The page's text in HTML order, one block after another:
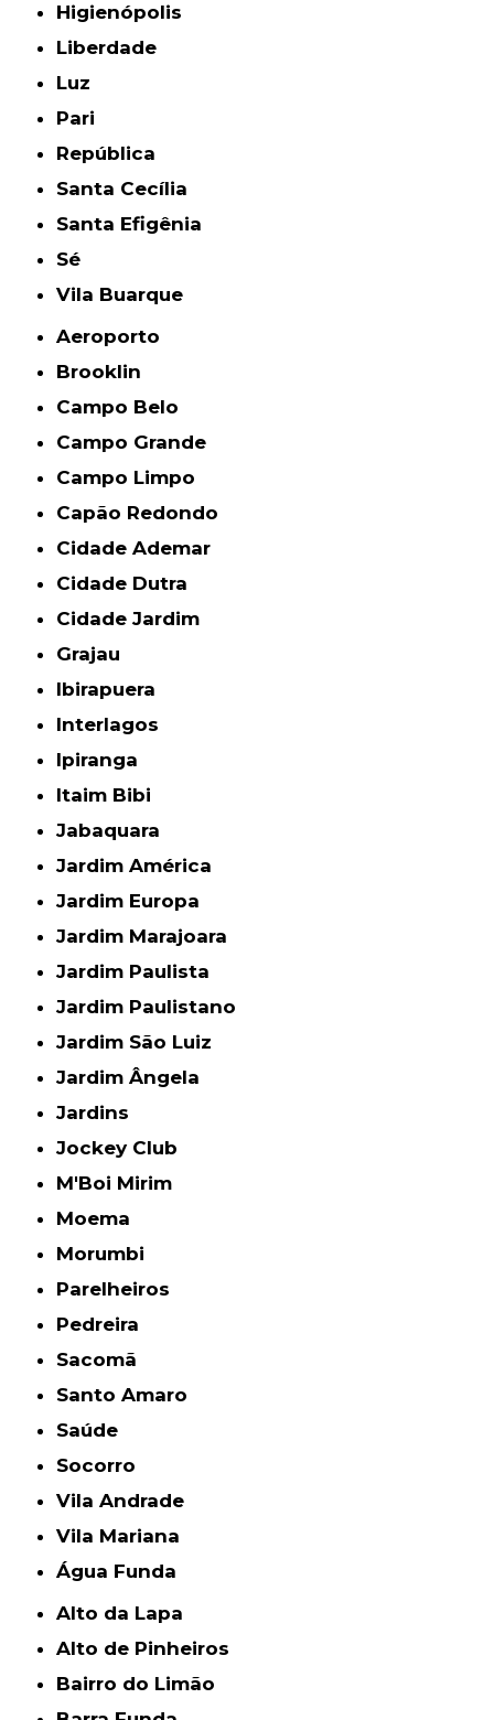
Higienópolis
Liberdade
Luz
Pari
República
Santa Cecília
Santa Efigênia
Sé
Vila Buarque
Aeroporto
Brooklin
Campo Belo
Campo Grande
Campo Limpo
Capão Redondo
Cidade Ademar
Cidade Dutra
Cidade Jardim
Grajau
Ibirapuera
Interlagos
Ipiranga
Itaim Bibi
Jabaquara
Jardim América
Jardim Europa
Jardim Marajoara
Jardim Paulista
Jardim Paulistano
Jardim São Luiz
Jardim Ângela
Jardins
Jockey Club
M'Boi Mirim
Moema
Morumbi
Parelheiros
Pedreira
Sacomã
Santo Amaro
Saúde
Socorro
Vila Andrade
Vila Mariana
Água Funda
Alto da Lapa
Alto de Pinheiros
Bairro do Limão